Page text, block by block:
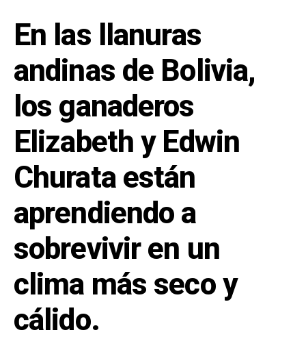
ce
b
o
o
k
s
A
p
p
ke
dI
n
p
ar
tir
En las llanuras
andinas de Bolivia,
los ganaderos
Elizabeth y Edwin
Churata están
aprendiendo a
sobrevivir en un
clima más seco y
cálido.